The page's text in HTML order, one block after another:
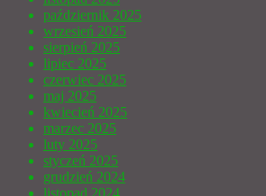
październik 2025
wrzesień 2025
sierpień 2025
lipiec 2025
czerwiec 2025
maj 2025
kwiecień 2025
marzec 2025
luty 2025
styczeń 2025
grudzień 2024